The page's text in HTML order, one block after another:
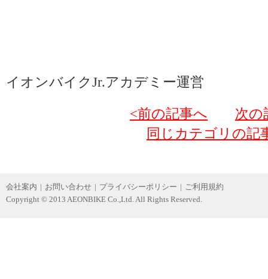
イオンバイクJr.アカデミー運営
<前の記事へ
次の
同じカテゴリの記
会社案内 | お問い合わせ | プライバシーポリシー | ご利用規約
Copyright © 2013 AEONBIKE Co.,Ltd. All Rights Reserved.